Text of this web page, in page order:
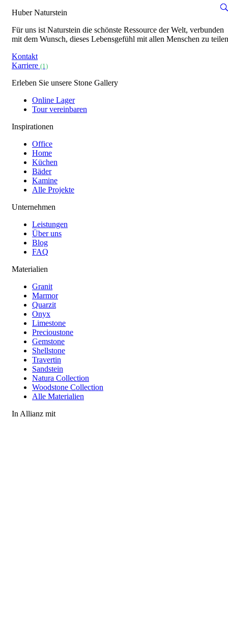
Huber Naturstein
Für uns ist Naturstein die schönste Ressource der Welt, verbunden
mit dem Wunsch, dieses Lebensgefühl mit allen Menschen zu
Kontakt
Karriere (1)
Erleben Sie unsere Stone Gallery
Online Lager
Tour vereinbaren
Inspirationen
Office
Home
Küchen
Bäder
Kamine
Alle Projekte
Unternehmen
Leistungen
Über uns
Blog
FAQ
Materialien
Granit
Marmor
Quarzit
Onyx
Limestone
Precioustone
Gemstone
Shellstone
Travertin
Sandstein
Natura Collection
Woodstone Collection
Alle Materialien
In Allianz mit